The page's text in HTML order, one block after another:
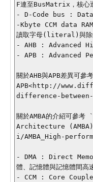
F連至BusMatrix，核心
- D-Code bus : Data
-Kbyte CCM data
讀取字母(literal)與除
- AHB : Advanced
- APB : Advanced
關於AHB與APB差異
APB<http://
difference-between-
關於AMBA的介紹可
Architecture
i/AMBA_High-
- DMA : Direct
體、記憶體與記憶體間高
- CCM : Core